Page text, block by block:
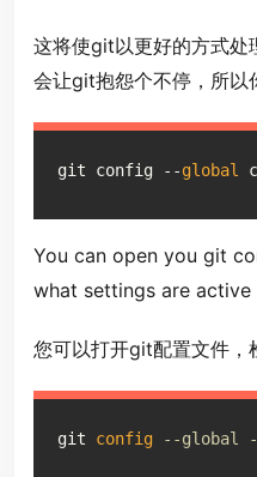
这将使git以更好的方式处
会让git抱怨个不停，所以
git config --global
You can open you git
what settings are
您可以打开git配置文件，
git config --global